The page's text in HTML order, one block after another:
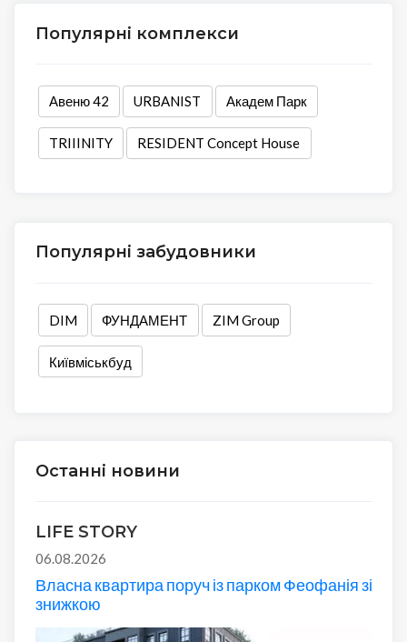
Популярні комплекси
Авеню 42 URBANIST Академ Парк
TRIIINITY RESIDENT Concept House
Популярні забудовники
DIM ФУНДАМЕНТ ZIM Group
Київміськбуд
Останні новини
LIFE STORY
06.08.2026
Власна квартира поруч із парком Феофанія зі
знижкою